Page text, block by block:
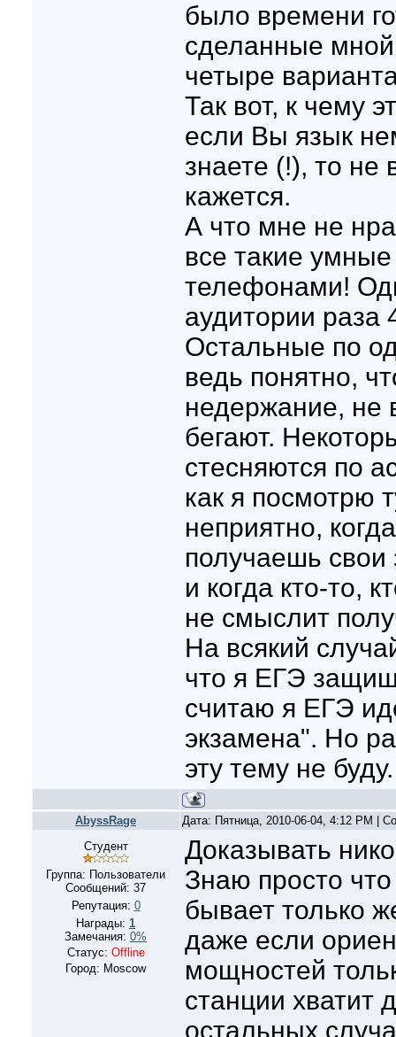
было времени
сделанные
четыре
Так вот, к чему
если Вы язык
знаете (!), то не
кажется.
А что мне не
все такие
телефонами!
аудитории раза
Остальные по
ведь понятно,
недержание, не
бегают.
стесняются по
как я посмотрю
неприятно,
получаешь
и когда кто-то,
не смыслит
На всякий
что я ЕГЭ
считаю я ЕГЭ
экзамена". Но
эту тему не
AbyssRage
Дата: Пятница, 2010-06-04, 4:12 PM |
Студент
Группа: Пользователи
Сообщений: 37
Репутация: 0
Награды: 1
Замечания: 0%
Статус: Offline
Город: Moscow
Доказывать
Знаю просто
бывает только
даже если
мощностей
станции хватит
остальных